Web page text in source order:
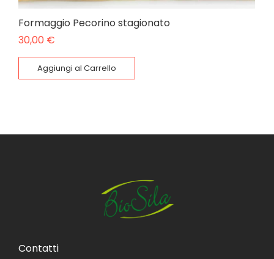
Formaggio Pecorino stagionato
30,00 €
Aggiungi al Carrello
Contatti